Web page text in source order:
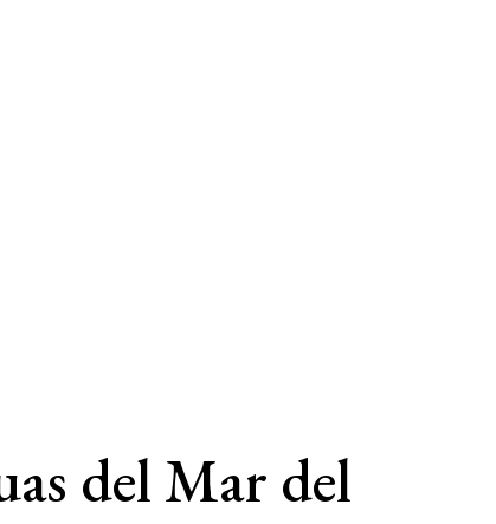
del Mar del